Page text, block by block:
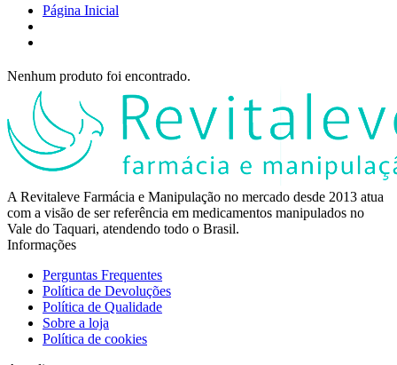
Página Inicial
Nenhum produto foi encontrado.
A Revitaleve Farmácia e Manipulação no mercado desde 2013 atua
com a visão de ser referência em medicamentos manipulados no
Vale do Taquari, atendendo todo o Brasil.
Informações
Perguntas Frequentes
Política de Devoluções
Política de Qualidade
Sobre a loja
Política de cookies